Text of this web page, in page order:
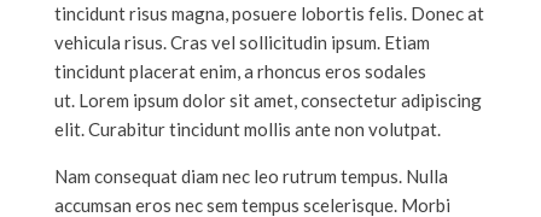
tincidunt risus magna, posuere lobortis felis. Donec at
vehicula risus. Cras vel sollicitudin ipsum. Etiam
tincidunt placerat enim, a rhoncus eros sodales
ut. Lorem ipsum dolor sit amet, consectetur adipiscing
elit. Curabitur tincidunt mollis ante non volutpat.
Nam consequat diam nec leo rutrum tempus. Nulla
accumsan eros nec sem tempus scelerisque. Morbi